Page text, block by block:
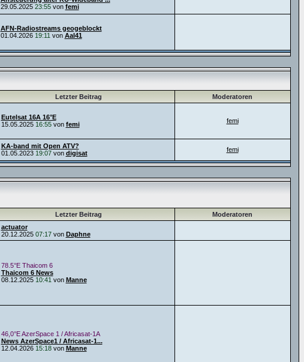
29.05.2025 23:55von femi
AFN-Radiostreams geogeblockt
01.04.2026 19:11 von Aal41
Letzter Beitrag Moderatoren
Eutelsat 16A 16°E
15.05.2025 16:55von femi femi
KA-band mit Open ATV?
01.05.2023 19:07von digisat femi
Letzter Beitrag Moderatoren
actuator
20.12.2025 07:17von Daphne
78.5°E Thaicom 6
Thaicom 6 News
08.12.2025 10:41 von Manne
46,0°E AzerSpace 1 / Africasat-1A
News AzerSpace1 / Africasat-1...
12.04.2026 15:18von Manne